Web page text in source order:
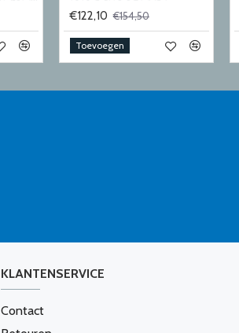
€122,10 €154,50
Toevoegen
KLANTENSERVICE
Contact